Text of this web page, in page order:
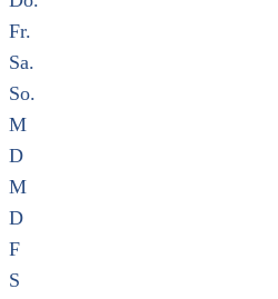
Fr.
Sa.
So.
M
D
M
D
F
S